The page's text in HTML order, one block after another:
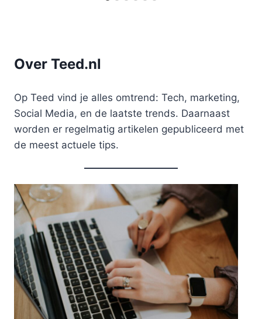
Over Teed.nl
Op Teed vind je alles omtrend: Tech, marketing,
Social Media, en de laatste trends. Daarnaast
worden er regelmatig artikelen gepubliceerd met
de meest actuele tips.